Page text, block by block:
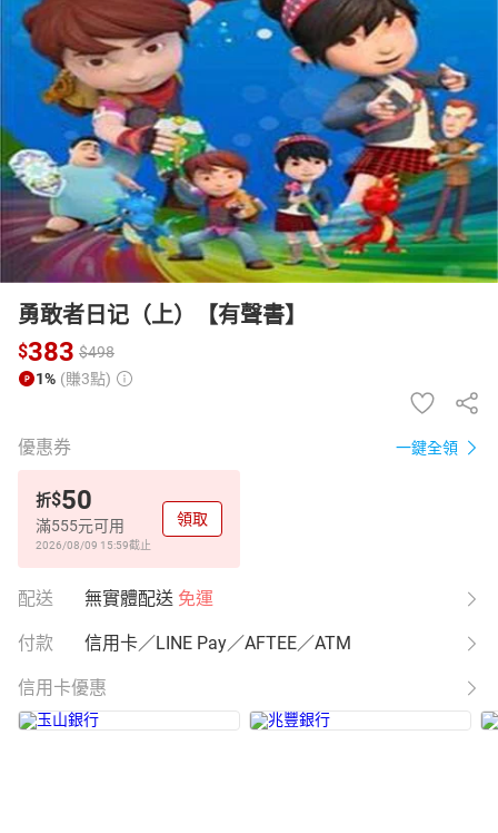
女裝 男裝 化妝保養 情趣用品
日本購物 電子/紙本書
HOT
勇敢者日记（上）【有聲書】
$383 $498
1% (賺3點)
優惠券 一鍵全領
折$50
滿555元可用
2026/08/09 15:59截止
領取
配送 無實體配送 免運
付款 信用卡／LINE Pay／AFTEE／ATM
信用卡優惠